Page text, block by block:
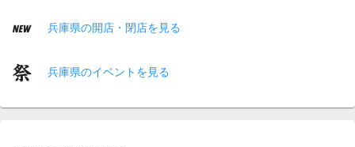
兵庫県の開店・閉店を見る
兵庫県のイベントを見る